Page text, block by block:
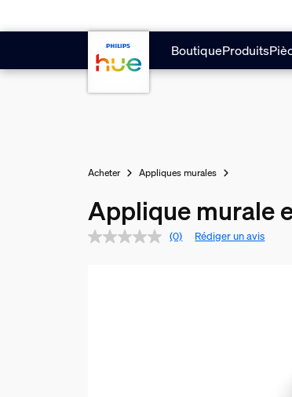
BoutiqueProduits
Acheter Appliques murales
Applique murale
(0) Rédiger un avis